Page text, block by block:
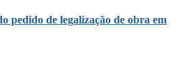
pedido de legalização de obra em